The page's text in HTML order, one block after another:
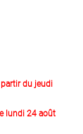
du jeudi
lundi 24 août